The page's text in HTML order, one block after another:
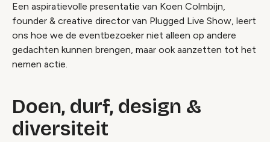
Een aspiratievolle presentatie van Koen Colmbijn,
founder & creative director van Plugged Live Show, leert
ons hoe we de eventbezoeker niet alleen op andere
gedachten kunnen brengen, maar ook aanzetten tot het
nemen actie.
Doen, durf, design &
diversiteit